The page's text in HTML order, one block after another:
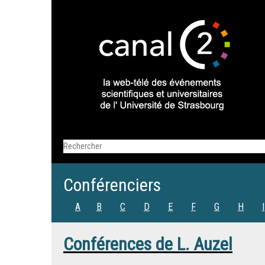
Conférenciers
A B C D E F G H I
Conférences de L. Auzel